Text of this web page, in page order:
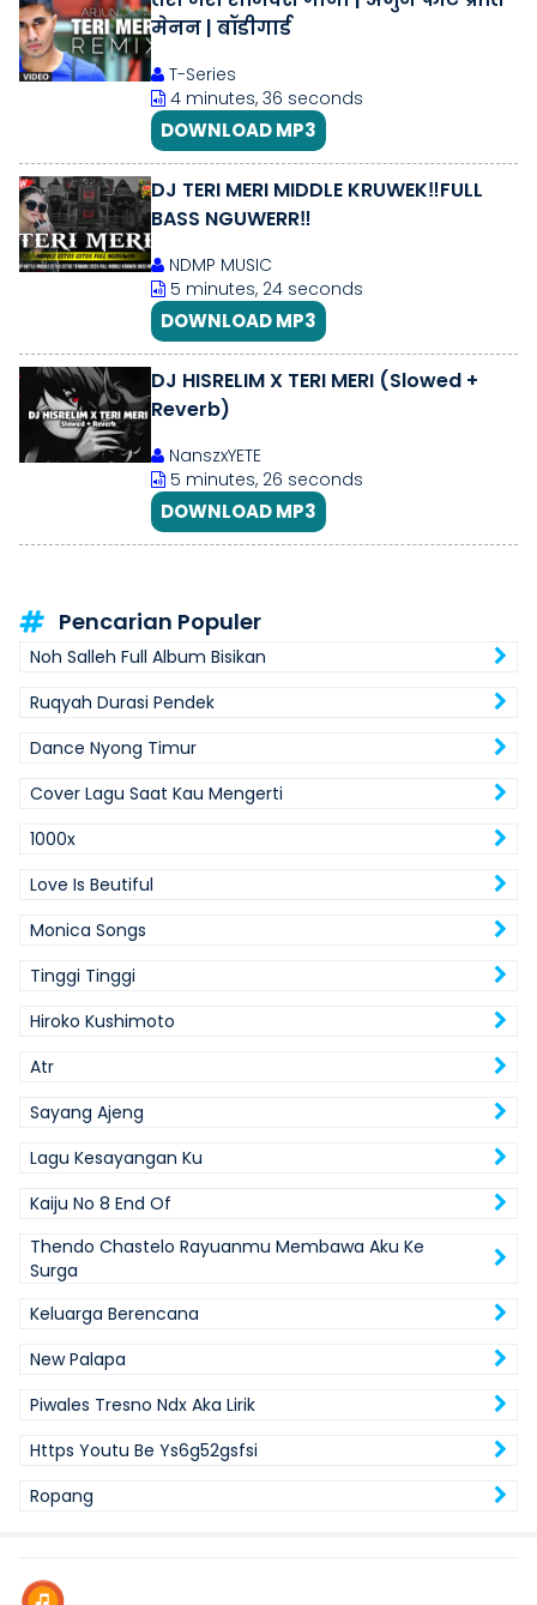
मेनन | बॉडीगार्ड
T-Series
4 minutes, 36 seconds
DOWNLOAD MP3
DJ TERI MERI MIDDLE KRUWEK‼️FULL
BASS NGUWERR‼️
NDMP MUSIC
5 minutes, 24 seconds
DOWNLOAD MP3
DJ HISRELIM X TERI MERI (Slowed +
Reverb)
NanszxYETE
5 minutes, 26 seconds
DOWNLOAD MP3
Pencarian Populer
Noh Salleh Full Album Bisikan
Ruqyah Durasi Pendek
Dance Nyong Timur
Cover Lagu Saat Kau Mengerti
1000x
Love Is Beutiful
Monica Songs
Tinggi Tinggi
Hiroko Kushimoto
Atr
Sayang Ajeng
Lagu Kesayangan Ku
Kaiju No 8 End Of
Thendo Chastelo Rayuanmu Membawa Aku Ke
Surga
Keluarga Berencana
New Palapa
Piwales Tresno Ndx Aka Lirik
Https Youtu Be Ys6g52gsfsi
Ropang